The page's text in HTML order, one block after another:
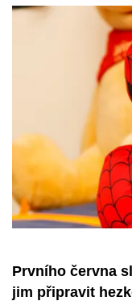
Prvního června
jim připravit